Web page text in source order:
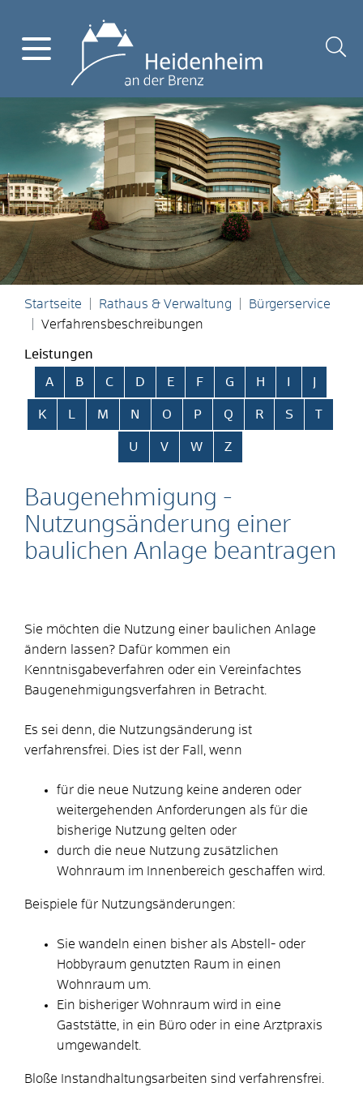
Startseite Rathaus & Verwaltung
Bürgerservice
Verfahrensbeschreibungen
Leistungen
Alphabetisches Register überspringen
A B C D E F G H
K L M N O P Q R S T
U V W Z
Baugenehmigung -
Nutzungsänderung einer
baulichen Anlage beantragen
Sie möchten die Nutzung einer baulichen Anlage
ändern lassen? Dafür kommen ein
Kenntnisgabeverfahren oder ein Vereinfachtes
Baugenehmigungsverfahren in Betracht.
Es sei denn, die Nutzungsänderung ist
verfahrensfrei. Dies ist der Fall, wenn
für die neue Nutzung keine anderen oder
weitergehenden Anforderungen als für die
bisherige Nutzung gelten oder
durch die neue Nutzung zusätzlichen
Wohnraum im Innenbereich geschaffen wird.
Beispiele für Nutzungsänderungen:
Sie wandeln einen bisher als Abstell- oder
Hobbyraum genutzten Raum in einen
Wohnraum um.
Ein bisheriger Wohnraum wird in eine
Gaststätte, in ein Büro oder in eine Arztpraxis
umgewandelt.
Bloße Instandhaltungsarbeiten sind verfahrensfrei.